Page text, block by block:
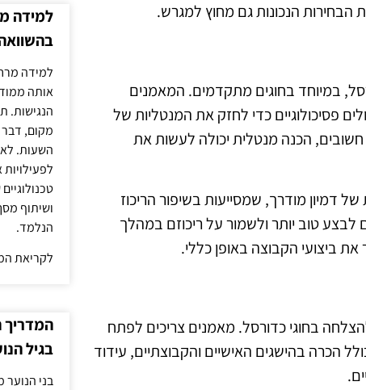
הבחירות הנכונות גם מחוץ למגרש.
במיוחד בחוגים מתקדמים. המאמנים
פסיכולוגיים כדי לחזק את המנטליות של
הכנה מנטלית יכולה לעשות את
דמיון מודרך, שמסייעות בשיפור הריכוז
לבצע טוב יותר ולשמור על ריכוזם במהלך
ביצועי הקבוצה באופן כללי.
בחוגי כדורסל. מאמנים צריכים לפתח
הכרה בהישגים האישיים והקבוצתיים, עידוד
למידה
למידה
אותה
הנגישות.
מקום,
השעות.
ושיתוף
הנלמד.
לקריאת
המדריך
בגיל
בני הנוער